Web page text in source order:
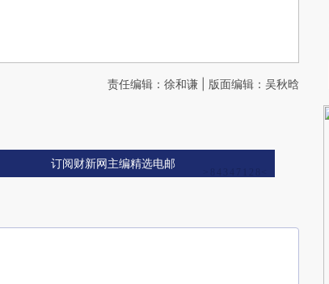
责任编辑：徐和谦 | 版面编辑：吴秋晗
订阅财新网主编精选电邮